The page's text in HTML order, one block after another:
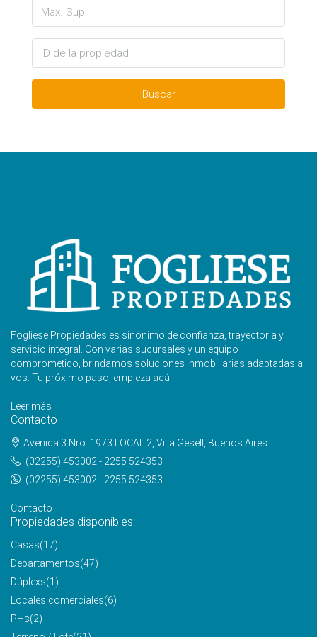
Buscar
Fogliese Propiedades es sinónimo de confianza, trayectoria y
servicio integral. Con varias sucursales y un equipo
comprometido, brindamos soluciones inmobiliarias adaptadas a
vos. Tu próximo paso, empieza acá.
Leer más
Contacto
Avenida 3 Nro. 1973 LOCAL 2, Villa Gesell, Buenos Aires
(02255) 453002 - 2255 524353
(02255) 453002 - 2255 524353
Contacto
Propiedades disponibles:
Casas(17)
Departamentos(47)
Dúplexs(1)
Locales comerciales(6)
PHs(2)